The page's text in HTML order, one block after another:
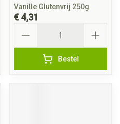
Vanille Glutenvrij 250g
€ 4,31
Bestel